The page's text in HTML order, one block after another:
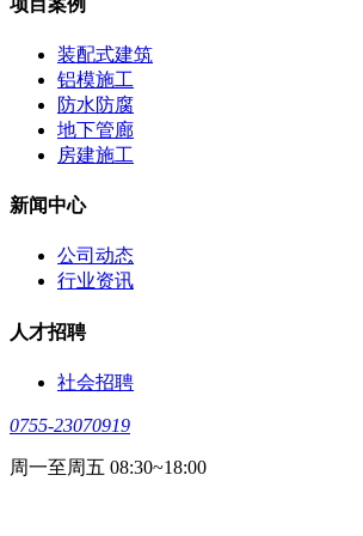
装配式建筑
铝模施工
防水防腐
地下管廊
房建施工
新闻中心
公司动态
行业资讯
人才招聘
社会招聘
0755-23070919
周一至周五 08:30~18:00